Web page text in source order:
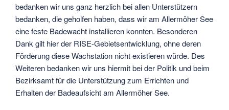
bedanken wir uns ganz herzlich bei allen Unterstützern
bedanken, die geholfen haben, dass wir am Allermöher See
eine feste Badewacht installieren konnten. Besonderen
Dank gilt hier der RISE-Gebietsentwicklung, ohne deren
Förderung diese Wachstation nicht existieren würde. Des
Weiteren bedanken wir uns hiermit bei der Politik und beim
Bezirksamt für die Unterstützung zum Errichten und
Erhalten der Badeaufsicht am Allermöher See.